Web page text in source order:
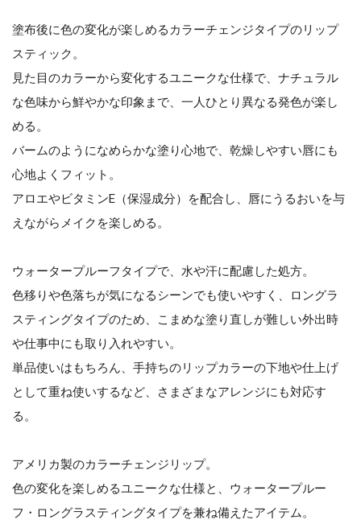
塗布後に色の変化が楽しめるカラーチェンジタイプのリップ
スティック。
見た目のカラーから変化するユニークな仕様で、ナチュラル
な色味から鮮やかな印象まで、一人ひとり異なる発色が楽し
める。
バームのようになめらかな塗り心地で、乾燥しやすい唇にも
心地よくフィット。
アロエやビタミンE（保湿成分）を配合し、唇にうるおいを与
えながらメイクを楽しめる。
ウォータープルーフタイプで、水や汗に配慮した処方。
色移りや色落ちが気になるシーンでも使いやすく、ロングラ
スティングタイプのため、こまめな塗り直しが難しい外出時
や仕事中にも取り入れやすい。
単品使いはもちろん、手持ちのリップカラーの下地や仕上げ
として重ね使いするなど、さまざまなアレンジにも対応す
る。
アメリカ製のカラーチェンジリップ。
色の変化を楽しめるユニークな仕様と、ウォータープルー
フ・ロングラスティングタイプを兼ね備えたアイテム。